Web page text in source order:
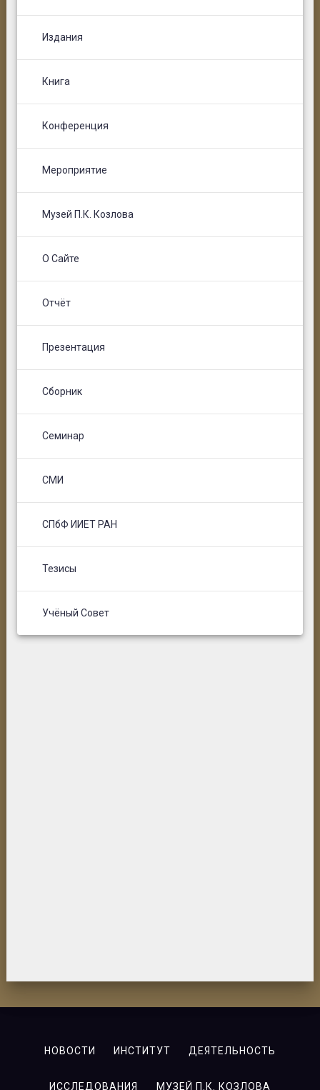
Издания
Книга
Конференция
Мероприятие
Музей П.К. Козлова
О Сайте
Отчёт
Презентация
Сборник
Семинар
СМИ
СПбФ ИИЕТ РАН
Тезисы
Учёный Совет
НОВОСТИ ИНСТИТУТ ДЕЯТЕЛЬНОСТЬ
ИССЛЕДОВАНИЯ МУЗЕЙ П.К. КОЗЛОВА